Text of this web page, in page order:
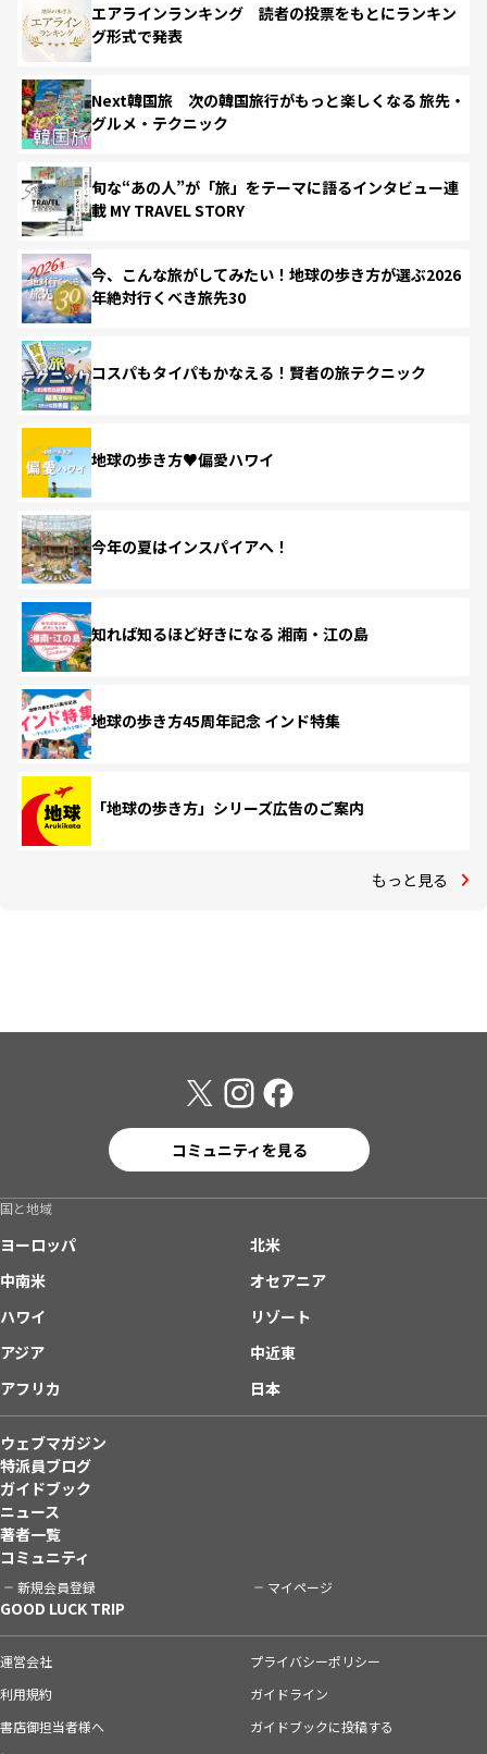
エアラインランキング 読者の投票をもとにランキン
グ形式で発表
Next韓国旅 次の韓国旅行がもっと楽しくなる 旅先・
グルメ・テクニック
旬な“あの人”が「旅」をテーマに語るインタビュー連
載 MY TRAVEL STORY
今、こんな旅がしてみたい！地球の歩き方が選ぶ2026
年絶対行くべき旅先30
コスパもタイパもかなえる！賢者の旅テクニック
地球の歩き方♥偏愛ハワイ
今年の夏はインスパイアへ！
知れば知るほど好きになる 湘南・江の島
地球の歩き方45周年記念 インド特集
「地球の歩き方」シリーズ広告のご案内
もっと見る
コミュニティを見る
国と地域
ヨーロッパ
北米
中南米
オセアニア
ハワイ
リゾート
アジア
中近東
アフリカ
日本
ウェブマガジン
特派員ブログ
ガイドブック
ニュース
著者一覧
コミュニティ
新規会員登録 マイページ
GOOD LUCK TRIP
運営会社
プライバシーポリシー
利用規約
ガイドライン
書店御担当者様へ
ガイドブックに投稿する